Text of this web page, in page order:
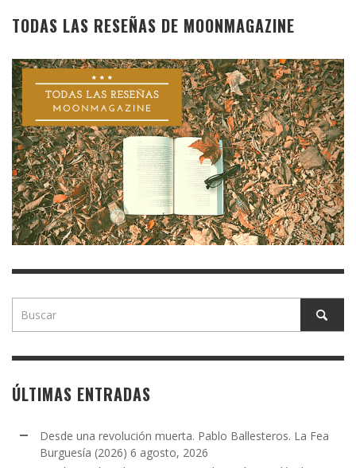
TODAS LAS RESEÑAS DE MOONMAGAZINE
ÚLTIMAS ENTRADAS
Desde una revolución muerta. Pablo Ballesteros. La Fea
Burguesía (2026) 6 agosto, 2026